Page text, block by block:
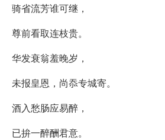
骑省流芳谁可继，
尊前看取连枝贵。
华发衰翁羞晚岁，
未报皇恩，尚忝专城寄。
酒入愁肠应易醉，
已拚一醉酬君意。